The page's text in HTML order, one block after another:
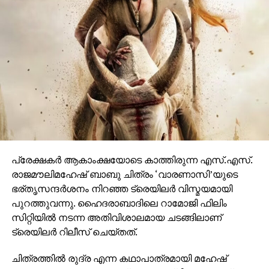
ഒരുങ്ങുന്നത് എന്നതിനാല്‍ തന്നെ തിയേറ്ററുകളില്‍
ഗംഭീരമായ കാഴ്ചാനുഭൂതി
സമ്മാനിക്കുമെന്നുറപ്പാണ്.ബാഹുബലിയും ആർ ആർ
ആറും ഒരുക്കിയ രാജമൗലിയുടെ ബ്രഹ്മാണ്ഡ ചിത്രം
വാരണാസി 2027ൽ തിയേറ്ററുകളിലേക്കെത്തും. പി ആർ
ഓ ആൻഡ് മാർക്കറ്റിംഗ് സ്ട്രാറ്റജിസ്റ്റ് : പ്രതീഷ് ശേഖർ.
പ്രേക്ഷകര്‍ ആകാംക്ഷയോടെ കാത്തിരുന്ന എസ്.എസ്.
രാജമൗലിമഹേഷ് ബാബു ചിത്രം ‘വാരണാസി’യുടെ
ഭര്തൃസന്ദര്‍ശനം നിറഞ്ഞ ട്രെയിലര്‍ വിസ്മയമായി
പുറത്തുവന്നു. ഹൈദരാബാദിലെ റാമോജി ഫിലിം
സിറ്റിയില്‍ നടന്ന അതിവിശാലമായ ചടങ്ങിലാണ്
ട്രെയിലര്‍ റിലീസ് ചെയ്തത്.
ചിത്രത്തില്‍ രുദ്ര എന്ന കഥാപാത്രമായി മഹേഷ്